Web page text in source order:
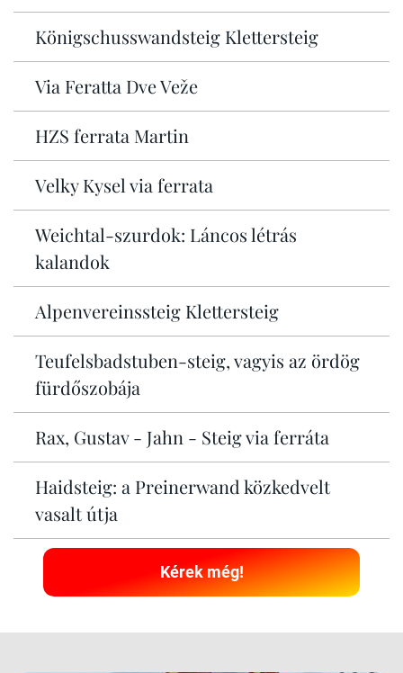
Königschusswandsteig Klettersteig
Via Feratta Dve Veže
HZS ferrata Martin
Velky Kysel via ferrata
Weichtal-szurdok: Láncos létrás
kalandok
Alpenvereinssteig Klettersteig
Teufelsbadstuben-steig, vagyis az ördög
fürdőszobája
Rax, Gustav - Jahn - Steig via ferráta
Haidsteig: a Preinerwand közkedvelt
vasalt útja
Kérek még!